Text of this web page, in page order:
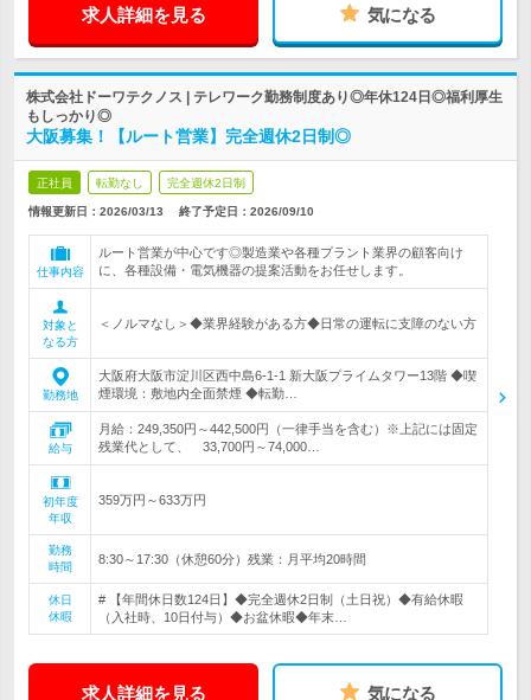
求人詳細を見る 気になる
株式会社ドーワテクノス | テレワーク勤務制度あり◎年休124日◎福利厚生
もしっかり◎
大阪募集！【ルート営業】完全週休2日制◎
正社員 転勤なし 完全週休2日制
情報更新日：2026/03/13 終了予定日： 2026/09/10
仕事内容
ルート営業が中心です◎製造業や各種プラント業界の顧客向け
に、各種設備・電気機器の提案活動をお任せします。
対象と
なる方
＜ノルマなし＞◆業界経験がある方◆日常の運転に支障のない方
勤務地
大阪府大阪市淀川区西中島6-1-1 新大阪プライムタワー13階 ◆喫
煙環境：敷地内全面禁煙 ◆転勤…
給与
月給：249,350円～442,500円（一律手当を含む）※上記には固定
残業代として、 33,700円～74,000…
初年度
年収
359万円～633万円
勤務
時間
8:30～17:30（休憩60分）残業：月平均20時間
休日
休暇
# 【年間休日数124日】◆完全週休2日制（土日祝）◆有給休暇
（入社時、10日付与）◆お盆休暇◆年末…
求人詳細を見る 気になる